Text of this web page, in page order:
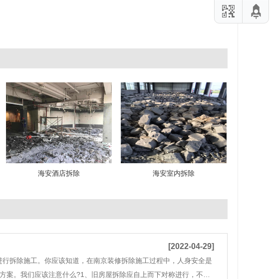
海安酒店拆除 海安室内拆除
[2022-04-29]
拆除施工。你应该知道，在南京装修拆除施工过程中，人身安全是
。我们应该注意什么?1、旧房屋拆除应自上而下对称进行，不得